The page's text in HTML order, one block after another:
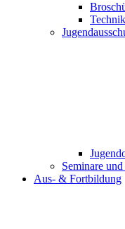
Seminare
Aus- & Fortbildung